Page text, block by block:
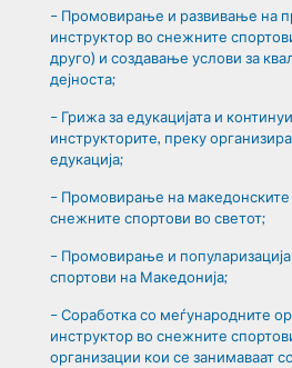
– Промовирање и развивање на
инструктор во снежните
друго) и создавање услови за
дејноста;
– Грижа за едукацијата и
инструкторите, преку
едукација;
– Промовирање на македонските
снежните спортови во светот;
– Промовирање и
спортови на Македонија;
– Соработка со меѓународните
инструктор во снежните
организации кои се занимаваат